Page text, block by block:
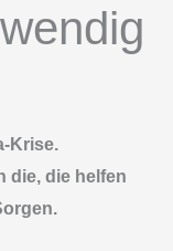
Krise.
die, die helfen